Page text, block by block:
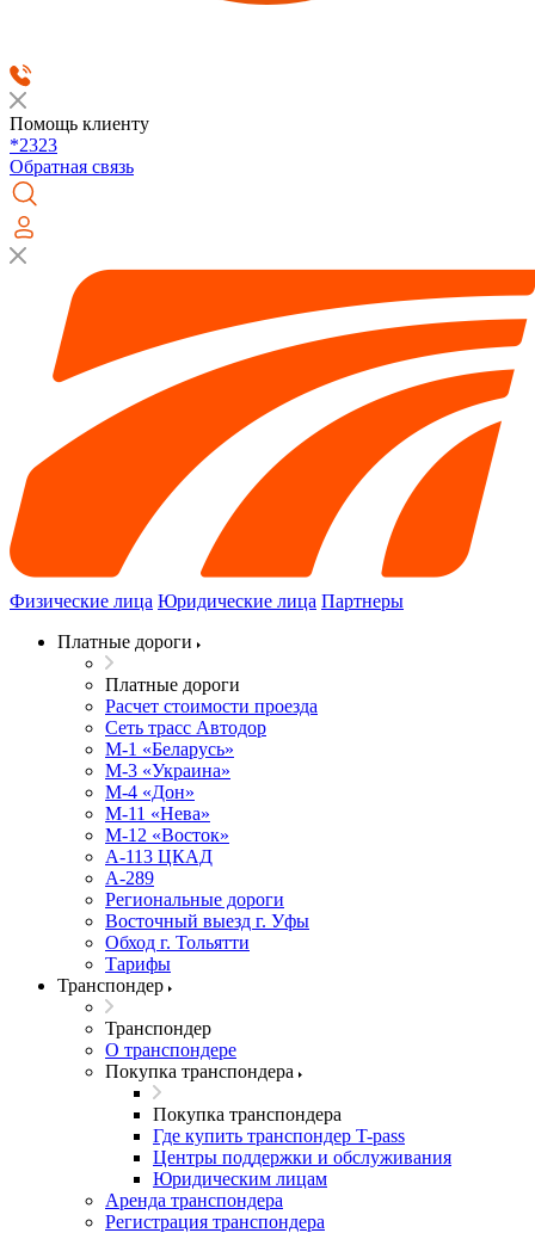
Помощь клиенту
*2323
Обратная связь
Физические лица Юридические лица Партнеры
Платные дороги
Платные дороги
Расчет стоимости проезда
Сеть трасс Автодор
М-1 «Беларусь»
М-3 «Украина»
М-4 «Дон»
М-11 «Нева»
М-12 «Восток»
А-113 ЦКАД
А-289
Региональные дороги
Восточный выезд г. Уфы
Обход г. Тольятти
Тарифы
Транспондер
Транспондер
О транспондере
Покупка транспондера
Покупка транспондера
Где купить транспондер T-pass
Центры поддержки и обслуживания
Юридическим лицам
Аренда транспондера
Регистрация транспондера